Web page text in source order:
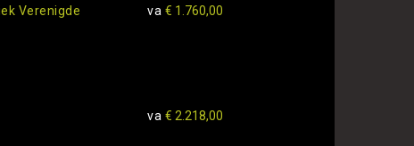
Verenigde va € 1.760,00
va € 2.218,00